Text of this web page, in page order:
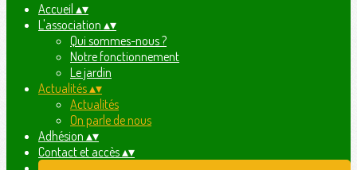
Accueil ▴▾
L'association ▴▾
Qui sommes-nous ?
Notre fonctionnement
Le jardin
Actualités▴▾
Actualités
On parle de nous
Adhésion ▴▾
Contact et accès▴▾